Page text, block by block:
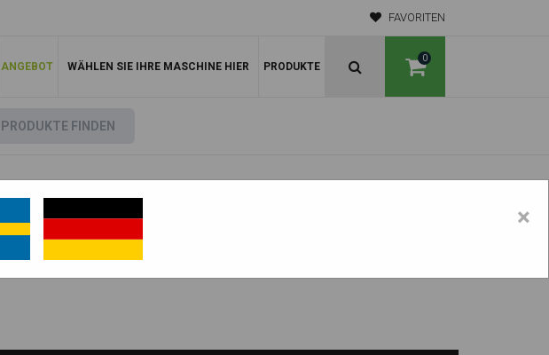
FAVORITEN
0
ANGEBOT WÄHLEN SIE IHRE MASCHINE HIER PRODUKTE
PRODUKTE FINDEN
H45 1°
×